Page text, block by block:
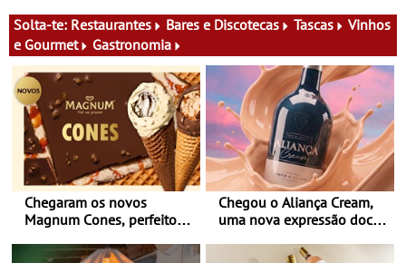
Solta-te: Restaurantes Bares e Discotecas Tascas
Vinhos
e Gourmet
Gastronomia
Chegaram os novos
Magnum Cones, perfeitos
Chegou o Aliança Cream,
uma nova expressão doce